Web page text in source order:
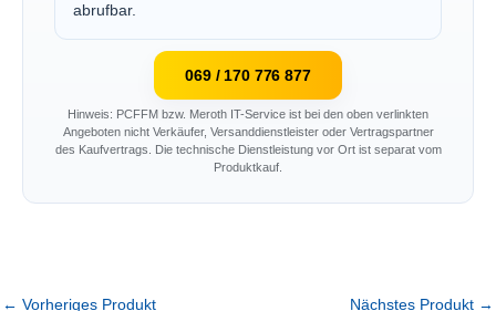
abrufbar.
069 / 170 776 877
Hinweis: PCFFM bzw. Meroth IT-Service ist bei den oben verlinkten
Angeboten nicht Verkäufer, Versanddienstleister oder Vertragspartner
des Kaufvertrags. Die technische Dienstleistung vor Ort ist separat vom
Produktkauf.
← Vorheriges Produkt Nächstes Produkt →